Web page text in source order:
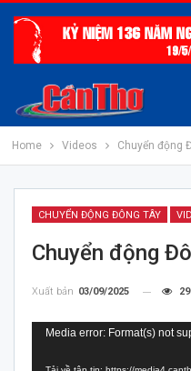
Home Videos Chuyển động
CHUYỂN ĐỘNG ĐÔNG TÂY
Chuyển động
Xuất bản 03/09/2025 29
Trình
Media error: Format(s) not